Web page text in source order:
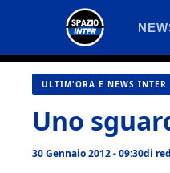
contenuto
ULTIM'ORA E NEWS INTER
Uno
30 Gennaio 2012 - 09:30di